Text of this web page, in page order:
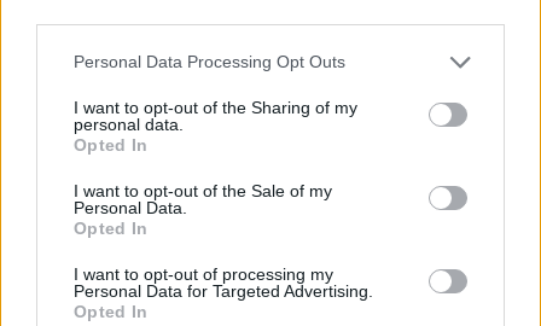
Personal Data Processing Opt Outs
I want to opt-out of the Sharing of my
personal data.
Opted In
I want to opt-out of the Sale of my
Personal Data.
Opted In
I want to opt-out of processing my
Personal Data for Targeted Advertising.
Opted In
FOTO/ Chiara Ferragni më
e dashuruar se kurrë,
rrëmbeu zemrën pas
ndarjes
Humbi në pyllin e